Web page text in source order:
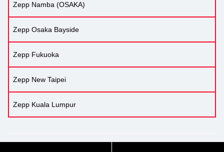
Zepp Namba (OSAKA)
Zepp Osaka Bayside
Zepp Fukuoka
Zepp New Taipei
Zepp Kuala Lumpur